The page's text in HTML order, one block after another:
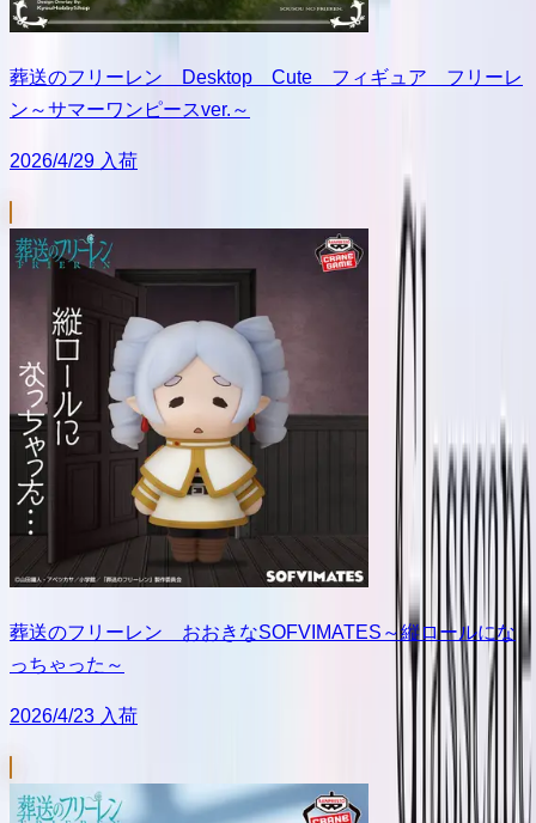
葬送のフリーレン Desktop Cute フィギュア フリーレ
ン～サマーワンピースver.～
2026/4/29 入荷
葬送のフリーレン おおきなSOFVIMATES～縦ロールにな
っちゃった～
2026/4/23 入荷